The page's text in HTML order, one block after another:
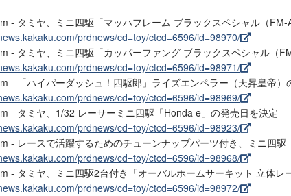
- タミヤ、ミニ四駆「マッハフレーム ブラックスペシャル（
prdnews/cd=toy/ctcd=6596/id=98970/
- タミヤ、ミニ四駆「カッパーファング ブラックスペシャル（
prdnews/cd=toy/ctcd=6596/id=98971/
- 「ハイパーダッシュ！四駆郎」ライズエンペラー（天昇皇帝）
prdnews/cd=toy/ctcd=6596/id=98969/
- タミヤ、1/32 レーサーミニ四駆「Honda e」の発売日を決定
prdnews/cd=toy/ctcd=6596/id=98923/
- レースで活躍するためのチューンナップパーツ付き、ミニ四駆
prdnews/cd=toy/ctcd=6596/id=98968/
- タミヤ、ミニ四駆2台付き「オーバルホームサーキット 立体レ
prdnews/cd=toy/ctcd=6596/id=98972/